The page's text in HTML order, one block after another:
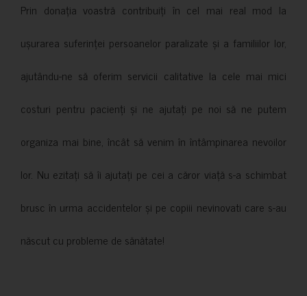
Prin donația voastră contribuiți în cel mai real mod la
ușurarea suferinței persoanelor paralizate și a familiilor lor,
ajutându-ne să oferim servicii calitative la cele mai mici
costuri pentru pacienți și ne ajutați pe noi să ne putem
organiza mai bine, încât să venim în întâmpinarea nevoilor
lor. Nu ezitați să îi ajutați pe cei a căror viață s-a schimbat
brusc în urma accidentelor și pe copiii nevinovati care s-au
născut cu probleme de sănătate!